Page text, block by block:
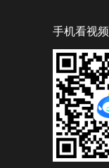
手机看视频